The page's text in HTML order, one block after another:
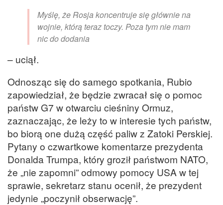
Myślę, że Rosja koncentruje się głównie na
wojnie, którą teraz toczy. Poza tym nie mam
nic do dodania
– uciął.
Odnosząc się do samego spotkania, Rubio
zapowiedział, że będzie zwracał się o pomoc
państw G7 w otwarciu cieśniny Ormuz,
zaznaczając, że leży to w interesie tych państw,
bo biorą one dużą część paliw z Zatoki Perskiej.
Pytany o czwartkowe komentarze prezydenta
Donalda Trumpa, który groził państwom NATO,
że „nie zapomni” odmowy pomocy USA w tej
sprawie, sekretarz stanu ocenił, że prezydent
jedynie „poczynił obserwację”.